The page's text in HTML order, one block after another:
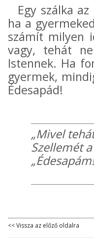
Egy szálka
ha a
számít milyen
vagy, tehát
Istennek. Ha
gyermek,
Édesapád!
„Mivel
Szellemét
<< Vissza az előző oldalra